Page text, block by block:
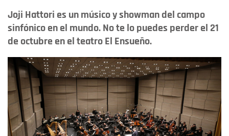
Joji Hattori es un músico y showman del campo
sinfónico en el mundo. No te lo puedes perder el 21
de octubre en el teatro El Ensueño.